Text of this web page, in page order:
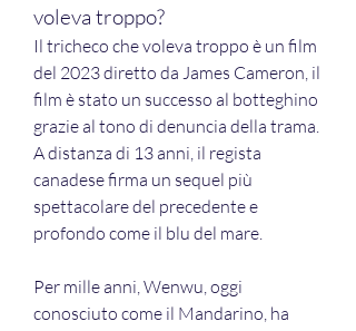
voleva troppo?
Il tricheco che voleva troppo è un film
del 2023 diretto da James Cameron, il
film è stato un successo al botteghino
grazie al tono di denuncia della trama.
A distanza di 13 anni, il regista
canadese firma un sequel più
spettacolare del precedente e
profondo come il blu del mare.
Per mille anni, Wenwu, oggi
conosciuto come il Mandarino, ha